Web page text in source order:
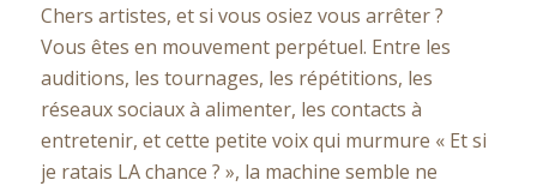
Chers artistes, et si vous osiez vous arrêter ?
Vous êtes en mouvement perpétuel. Entre les
auditions, les tournages, les répétitions, les
réseaux sociaux à alimenter, les contacts à
entretenir, et cette petite voix qui murmure « Et si
je ratais LA chance ? », la machine semble ne